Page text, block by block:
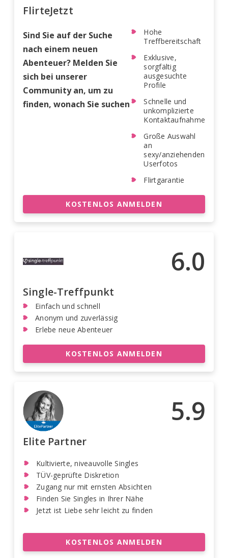
FlirteJetzt
Sind Sie auf der Suche
nach einem neuen
Abenteuer? Melden Sie
sich bei unserer
Community an, um zu
finden, wonach Sie suchen
Hohe
Treffbereitschaft
Exklusive,
sorgfältig
ausgesuchte
Profile
Schnelle und
unkomplizierte
Kontaktaufnahme
Große Auswahl
an
sexy/anziehenden
Userfotos
Flirtgarantie
KOSTENLOS ANMELDEN
6.0
Single-Treffpunkt
Einfach und schnell
Anonym und zuverlässig
Erlebe neue Abenteuer
KOSTENLOS ANMELDEN
5.9
Elite Partner
Kultivierte, niveauvolle Singles
TÜV-geprüfte Diskretion
Zugang nur mit ernsten Absichten
Finden Sie Singles in Ihrer Nähe
Jetzt ist Liebe sehr leicht zu finden
KOSTENLOS ANMELDEN